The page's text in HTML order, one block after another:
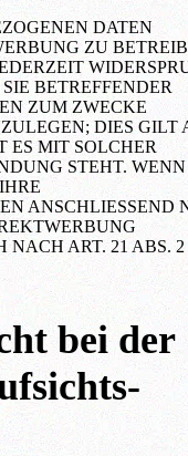
DATEN
ZU
BETREFFENDER
ZUM ZWECKE
DIES GILT
ES MIT SOLCHER
STEHT. WENN
ANSCHLIESSEND
NACH ART. 21 ABS. 2
bei der